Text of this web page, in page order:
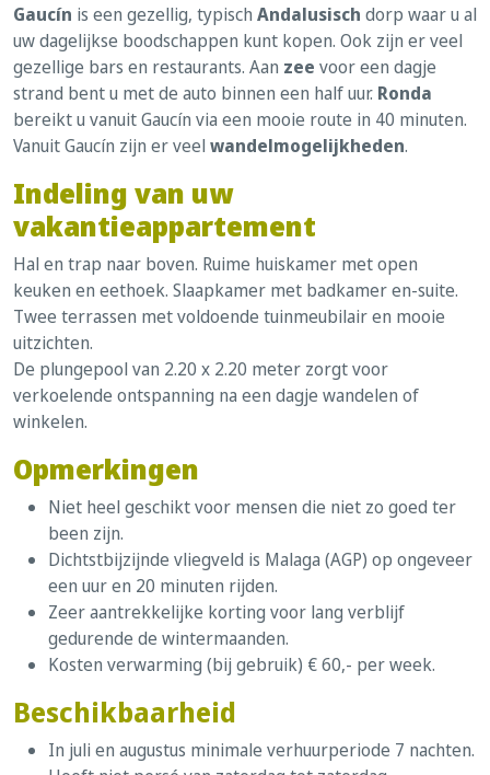
Gaucín is een gezellig, typisch Andalusisch dorp waar u al
uw dagelijkse boodschappen kunt kopen. Ook zijn er veel
gezellige bars en restaurants. Aan zee voor een dagje
strand bent u met de auto binnen een half uur. Ronda
bereikt u vanuit Gaucín via een mooie route in 40 minuten.
Vanuit Gaucín zijn er veel wandelmogelijkheden.
Indeling van uw
vakantieappartement
Hal en trap naar boven. Ruime huiskamer met open
keuken en eethoek. Slaapkamer met badkamer en-suite.
Twee terrassen met voldoende tuinmeubilair en mooie
uitzichten.
De plungepool van 2.20 x 2.20 meter zorgt voor
verkoelende ontspanning na een dagje wandelen of
winkelen.
Opmerkingen
Niet heel geschikt voor mensen die niet zo goed ter
been zijn.
Dichtstbijzijnde vliegveld is Malaga (AGP) op ongeveer
een uur en 20 minuten rijden.
Zeer aantrekkelijke korting voor lang verblijf
gedurende de wintermaanden.
Kosten verwarming (bij gebruik) € 60,- per week.
Beschikbaarheid
In juli en augustus minimale verhuurperiode 7 nachten.